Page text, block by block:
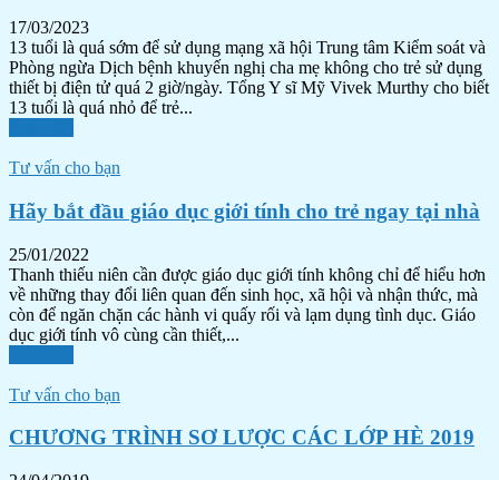
17/03/2023
13 tuổi là quá sớm để sử dụng mạng xã hội Trung tâm Kiểm soát và
Phòng ngừa Dịch bệnh khuyến nghị cha mẹ không cho trẻ sử dụng
thiết bị điện tử quá 2 giờ/ngày. Tổng Y sĩ Mỹ Vivek Murthy cho biết
13 tuổi là quá nhỏ để trẻ...
Tư vấn cho bạn
Hãy bắt đầu giáo dục giới tính cho trẻ ngay tại nhà
25/01/2022
Thanh thiếu niên cần được giáo dục giới tính không chỉ để hiểu hơn
về những thay đổi liên quan đến sinh học, xã hội và nhận thức, mà
còn để ngăn chặn các hành vi quấy rối và lạm dụng tình dục. Giáo
dục giới tính vô cùng cần thiết,...
Tư vấn cho bạn
CHƯƠNG TRÌNH SƠ LƯỢC CÁC LỚP HÈ 2019